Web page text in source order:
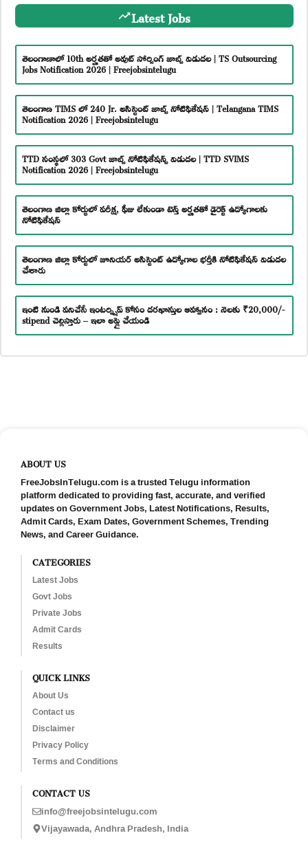
Latest Jobs
తెలంగాణాలో 10th అర్హతతో అవుట్ సోర్సింగ్ జాబ్స్ విడుదల | TS Outsourcing
Jobs Notification 2026 | Freejobsintelugu
తెలంగాణ TIMS లో 240 Jr. అసిస్టెంట్ జాబ్స్ నోటిఫికేషన్ | Telangana TIMS
Notification 2026 | Freejobsintelugu
TTD సంస్థలో 303 Govt జాబ్స్ నోటిఫికేషన్స్ విడుదల | TTD SVIMS
Notification 2026 | Freejobsintelugu
తెలంగాణ జిల్లా కోర్టులో పరీక్ష, ఫీజు లేకుండా టెన్త్ అర్హతతో డైరెక్ట్ ఉద్యోగాలకు
నోటిఫికేషన్
తెలంగాణ జిల్లా కోర్టులో జూనియర్ అసిస్టెంట్ ఉద్యోగాల భర్తీకి నోటిఫికేషన్ విడుదల
చేశారు
ఇంటి నుండి పనిచేసే ఇంటర్న్షిప్ కోసం దరఖాస్తుల ఆహ్వానం : నెలకు ₹20,000/-
stipend చెల్లిస్తారు – ఇలా అప్లై చేయండి
ABOUT US
FreeJobsInTelugu.com is a trusted Telugu information
platform dedicated to providing fast, accurate, and verified
updates on Government Jobs, Latest Notifications, Results,
Admit Cards, Exam Dates, Government Schemes, Trending
News, and Career Guidance.
CATEGORIES
Latest Jobs
Govt Jobs
Private Jobs
Admit Cards
Results
QUICK LINKS
About Us
Contact us
Disclaimer
Privacy Policy
Terms and Conditions
CONTACT US
info@freejobsintelugu.com
Vijayawada, Andhra Pradesh, India